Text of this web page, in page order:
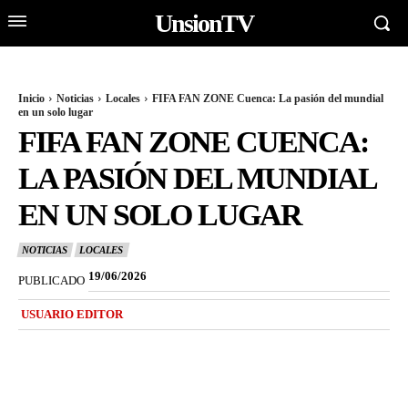
UnsionTV
Inicio Noticias Locales
FIFA FAN ZONE Cuenca: La pasión del mundial
en un solo lugar
FIFA FAN ZONE CUENCA:
LA PASIÓN DEL MUNDIAL
EN UN SOLO LUGAR
NOTICIAS LOCALES
PUBLICADO 19/06/2026
USUARIO EDITOR